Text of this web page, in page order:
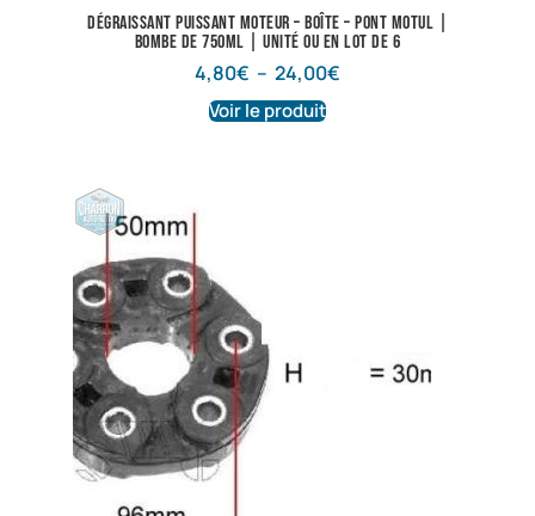
Dégraissant puissant Moteur – Boîte – Pont Motul |
Bombe de 750ml | Unité ou en lot de 6
4,80€ – 24,00€
Voir le produit